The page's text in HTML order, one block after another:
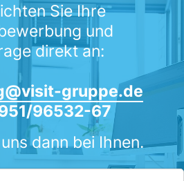
Sie Ihre
und
direkt an:
@visit-gruppe.de
96532-67
dann bei Ihnen.